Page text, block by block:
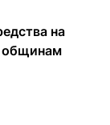
на
общинам